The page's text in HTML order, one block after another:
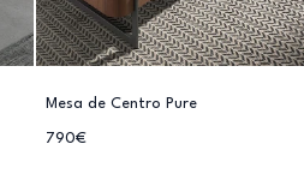
Mesa de Centro Pure
790€